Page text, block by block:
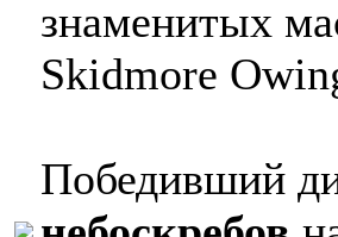
знаменитых
Skidmore
Победивший